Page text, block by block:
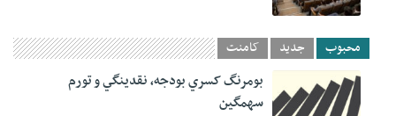
محبوب جدید کامنت
بومرنگ کسري بودجه، نقدينگي و تورم
سهمگين